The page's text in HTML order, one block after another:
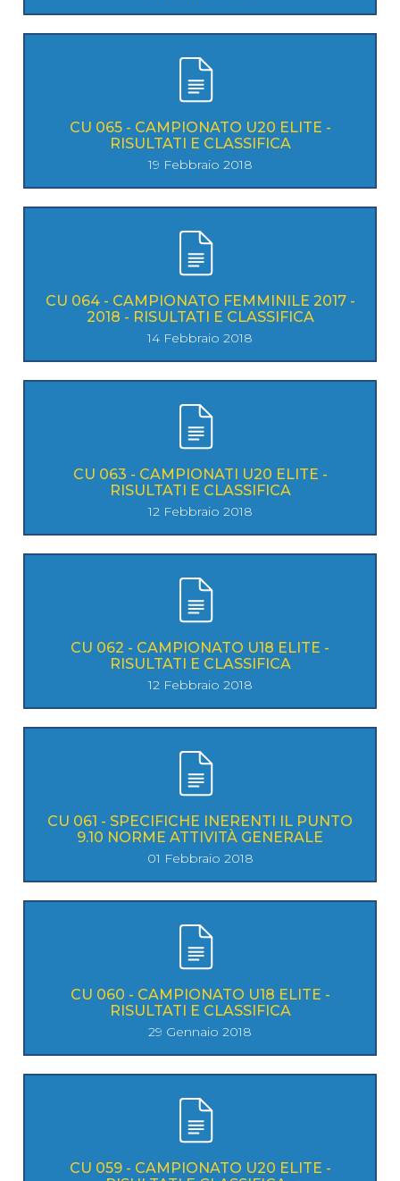
CU 065 - CAMPIONATO U20 ELITE -
RISULTATI E CLASSIFICA
19 Febbraio 2018
CU 064 - CAMPIONATO FEMMINILE 2017 -
2018 - RISULTATI E CLASSIFICA
14 Febbraio 2018
CU 063 - CAMPIONATI U20 ELITE -
RISULTATI E CLASSIFICA
12 Febbraio 2018
CU 062 - CAMPIONATO U18 ELITE -
RISULTATI E CLASSIFICA
12 Febbraio 2018
CU 061 - SPECIFICHE INERENTI IL PUNTO
9.10 NORME ATTIVITÀ GENERALE
01 Febbraio 2018
CU 060 - CAMPIONATO U18 ELITE -
RISULTATI E CLASSIFICA
29 Gennaio 2018
CU 059 - CAMPIONATO U20 ELITE -